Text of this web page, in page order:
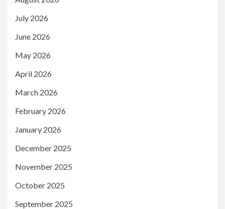
July 2026
June 2026
May 2026
April 2026
March 2026
February 2026
January 2026
December 2025
November 2025
October 2025
September 2025